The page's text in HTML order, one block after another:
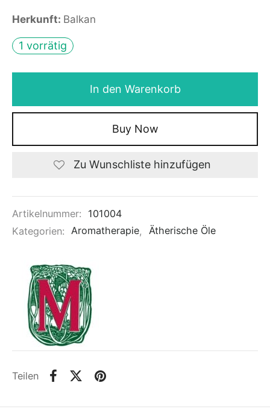
Herkunft: Balkan
1 vorrätig
In den Warenkorb
Buy Now
Zu Wunschliste hinzufügen
Artikelnummer:
101004
Kategorien: Aromatherapie, Ätherische Öle
Teilen